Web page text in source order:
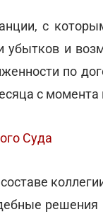
с
убытков и
по
с момента
Суда
решения